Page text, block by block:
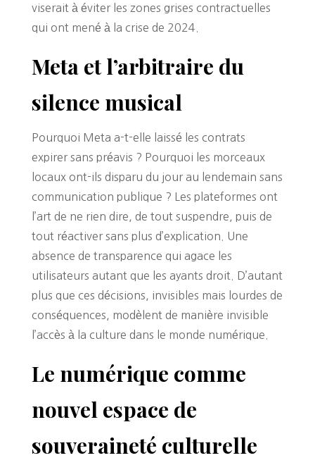
viserait à éviter les zones grises contractuelles
qui ont mené à la crise de 2024.
Meta et l’arbitraire du
silence musical
Pourquoi Meta a-t-elle laissé les contrats
expirer sans préavis ? Pourquoi les morceaux
locaux ont-ils disparu du jour au lendemain sans
communication publique ? Les plateformes ont
l’art de ne rien dire, de tout suspendre, puis de
tout réactiver sans plus d’explication. Une
absence de transparence qui agace les
utilisateurs autant que les ayants droit. D’autant
plus que ces décisions, invisibles mais lourdes de
conséquences, modèlent de manière invisible
l’accès à la culture dans le monde numérique.
Le numérique comme
nouvel espace de
souveraineté culturelle